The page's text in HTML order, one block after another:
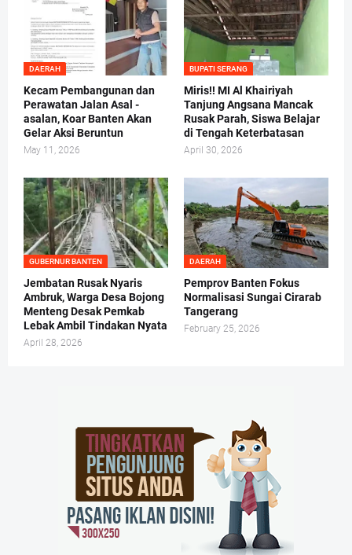
DAERAH
Kecam Pembangunan dan
Perawatan Jalan Asal -
asalan, Koar Banten Akan
Gelar Aksi Beruntun
May 11, 2026
BUPATI SERANG
Miris!! MI Al Khairiyah
Tanjung Angsana Mancak
Rusak Parah, Siswa Belajar
di Tengah Keterbatasan
April 30, 2026
GUBERNUR BANTEN
Jembatan Rusak Nyaris
Ambruk, Warga Desa Bojong
Menteng Desak Pemkab
Lebak Ambil Tindakan Nyata
April 28, 2026
DAERAH
Pemprov Banten Fokus
Normalisasi Sungai Cirarab
Tangerang
February 25, 2026